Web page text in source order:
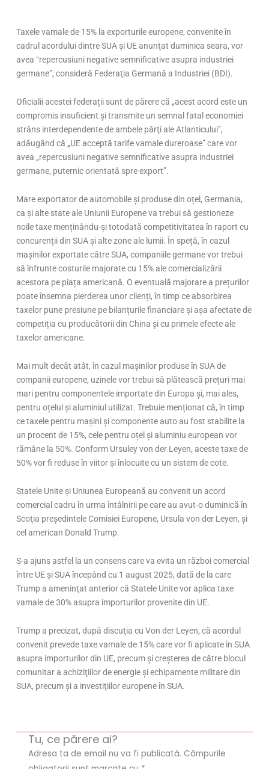
Taxele vamale de 15% la exporturile europene, conveniteîn
cadrul acordului dintre SUA şi UEanunţat duminica seara, vor
avea “repercusiuni negative semnificative asupra industriei
germane”, consideră Federaţia Germană a Industriei (BDI).
Oficialii acestei federații sunt de părere că „acest acord este un
compromis insuficient şitransmite un semnal fatal economiei
strâns interdependente de ambele părţiale Atlanticului”,
adăugând că „UE acceptă tarife vamale dureroase” care vor
avea „repercusiuni negative semnificative asupra industriei
germane, puternic orientată spre export”.
Mare exportator de automobile și produse din oțel, Germania,
ca și alte state ale Uniunii Europene va trebui să gestioneze
noile taxe menținându-și totodată competitivitateaîn raport cu
concurenții din SUA și alte zone ale lumii. În speță,în cazul
mașinilor exportate către SUA, companiile germane vor trebui
săînfrunte costurile majorate cu 15% ale comercializării
acestora pe piața americană. O eventuală majorare a prețurilor
poateînsemna pierderea unor clienți,în timp ce absorbirea
taxelor pune presiune pe bilanțurile financiare și așa afectate de
competiția cu producătorii din China și cu primele efecte ale
taxelor americane.
Mai mult decât atât, în cazul mașinilor produseîn SUA de
companii europene, uzinele vor trebui să plătească prețuri mai
mari pentru componentele importate din Europa și, mai ales,
pentru oțelul și aluminiul utilizat. Trebuie menționat că,în timp
ce taxele pentru mașini și componente auto au fost stabilite la
un procent de 15%, cele pentru oțel și aluminiu european vor
rămâne la 50%. Conform Ursuleyvon der Leyen, aceste taxe de
50% vor fi reduse în viitor șiînlocuite cu un sistem de cote.
Statele Unite şi Uniunea Europeană au convenit un acord
comercial cadruîn urma întâlnirii pe care au avut-o duminicăîn
Scoţia preşedintele Comisiei Europene, Ursula von der Leyen, şi
cel american Donald Trump.
S-a ajuns astfel la un consens care va evita un război comercial
între UE şiSUAîncepând cu 1 august 2025, dată de la care
Trump aameninţat anterior că Statele Unite vor aplica taxe
vamale de 30% asupra importurilor provenite din UE.
Trump a precizat, dupădiscuţia cu Von der Leyen, că acordul
convenit prevede taxe vamale de 15% care vor fi aplicateîn SUA
asupra importurilor din UE, precum şi creşterea de către blocul
comunitar aachiziţiilorde energie şiechipamente militare din
SUA, precum şia investiţiiloreuropeneîn SUA.
Tu, ce părere ai?
Adresa ta de email nu va fi publicată. Câmpurile